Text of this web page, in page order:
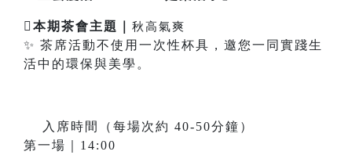
 本期茶會主題｜ 秋高氣爽
✨ 茶席活動不使用一次性杯具，邀您一同實踐生
活中的環保與美學。
𥳐 入席時間（每場次約 40-50分鐘）
第一場｜14:00